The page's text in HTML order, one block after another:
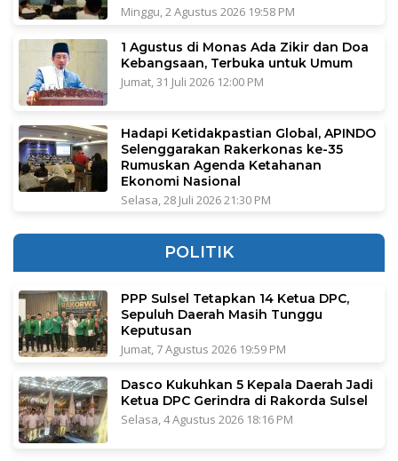
Minggu, 2 Agustus 2026 19:58 PM
1 Agustus di Monas Ada Zikir dan Doa
Kebangsaan, Terbuka untuk Umum
Jumat, 31 Juli 2026 12:00 PM
Hadapi Ketidakpastian Global, APINDO
Selenggarakan Rakerkonas ke-35
Rumuskan Agenda Ketahanan
Ekonomi Nasional
Selasa, 28 Juli 2026 21:30 PM
POLITIK
PPP Sulsel Tetapkan 14 Ketua DPC,
Sepuluh Daerah Masih Tunggu
Keputusan
Jumat, 7 Agustus 2026 19:59 PM
Dasco Kukuhkan 5 Kepala Daerah Jadi
Ketua DPC Gerindra di Rakorda Sulsel
Selasa, 4 Agustus 2026 18:16 PM